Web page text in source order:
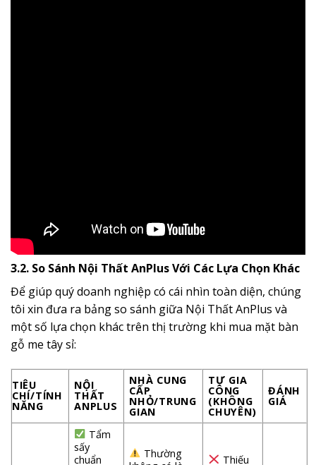
3.2. So Sánh Nội Thất AnPlus Với Các Lựa Chọn Khác
Để giúp quý doanh nghiệp có cái nhìn toàn diện, chúng
tôi xin đưa ra bảng so sánh giữa Nội Thất AnPlus và
một số lựa chọn khác trên thị trường khi mua mặt bàn
gỗ me tây sỉ:
TIÊU
CHÍ/TÍNH
NĂNG
NỘI
THẤT
ANPLUS
NHÀ CUNG
CẤP
NHỎ/TRUNG
GIAN
TỰ GIA
CÔNG
(KHÔNG
CHUYÊN)
ĐÁNH
GIÁ
Tẩm
sấy
chuẩn
Thường
Thiếu